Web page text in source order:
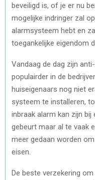
beveiligd is, of je er nu
mogelijke indringer zal
alarmsysteem hebt en
toegankelijke eigendom
Vandaag de dag zijn
populairder in de
huiseigenaars nog niet
systeem te installeren,
inbraak alarm kan zijn bij
gebeurt maar al te vaak
meer gedaan worden
eisen.
De beste verzekering